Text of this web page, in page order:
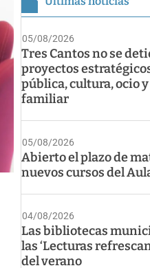
05/08/2026
Tres Cantos no se
proyectos
pública, cultura, ocio
familiar
05/08/2026
Abierto el plazo de
nuevos cursos del
04/08/2026
Las bibliotecas
las ‘Lecturas
del verano